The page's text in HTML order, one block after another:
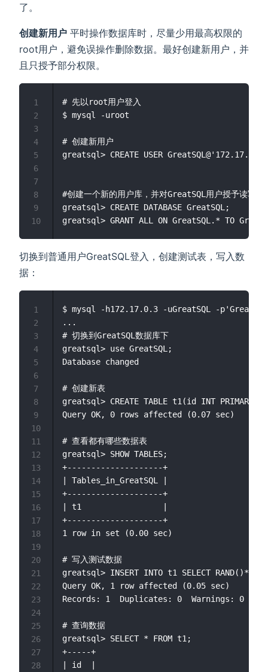
了。
创建新用户 平时操作数据库时，尽量少用最高权限的
root用户，避免误操作删除数据。最好创建新用户，并
且只授予部分权限。
# 先以root用户登入
$ mysql -uroot
# 创建新用户
greatsql> CREATE USER
#创建一个新的用户库，并对GreatSQL用户授予读写权
greatsql> CREATE DATABASE GreatSQL;
1
2
3
4
5
6
7
8
9
10
切换到普通用户GreatSQL登入，创建测试表，写入数
据：
$ mysql -h172.17.0.3 -uGreatSQL -
...
# 切换到GreatSQL数据库下
greatsql> use GreatSQL;
Database changed
# 创建新表
greatsql> CREATE TABLE t1(id INT PRIMARY
Query OK, 0 rows affected (0.07 sec)
# 查看都有哪些数据表
greatsql> SHOW TABLES;
+--------------------+
| Tables_in_GreatSQL |
+--------------------+
| t1                 |
+--------------------+
1 row in set (0.00 sec)
# 写入测试数据
greatsql> INSERT INTO t1 SELECT
Query OK, 1 row affected (0.05 sec)
Records: 1  Duplicates: 0  Warnings: 0
# 查询数据
greatsql> SELECT * FROM t1;
+-----+
| id  |
1
2
3
4
5
6
7
8
9
10
11
12
13
14
15
16
17
18
19
20
21
22
23
24
25
26
27
28